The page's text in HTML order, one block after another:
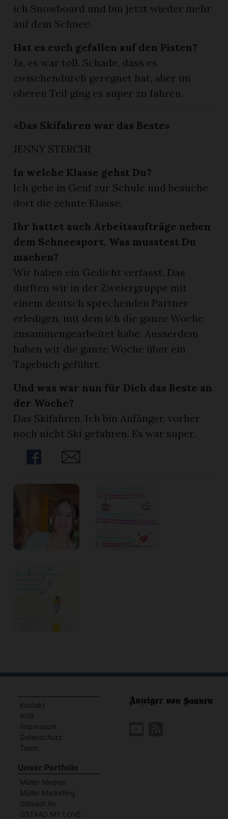
ich Snowboard und bin jetzt wieder mehr
auf dem Schnee.
Hat es euch gefallen auf den Pisten?
Ja, es war toll. Schade, dass es
zwischendurch geregnet hat, aber im
oberen Teil ging es super zu fahren.
«Das Skifahren war das Beste»
JENNY STERCHI
In welche Klasse gehst Du?
Ich gehe in Genf zur Schule und besuche
dort die zehnte Klasse.
Ihr hattet auch Arbeitsaufträge neben
dem Schneesport. Was musstest Du
machen?
Wir haben ein Gedicht verfasst. Das
durften wir in der Zweiergruppe mit
einem deutsch sprechenden Partner
erledigen, mit dem ich die ganze Woche
zusammengearbeitet habe. Ausserdem
haben wir die ganze Woche über ein
Tagebuch geführt.
Und was war nun für Dich das Beste an
der Woche?
Das Skifahren. Ich bin Anfänger, vorher
noch nicht Ski gefahren. Es war super.
Share
Share
Kontakt
AGB
Impressum
Datenschutz
Team
Unser Portfolio
Müller Medien
Müller Marketing
GstaadLife
GSTAAD MY LOVE